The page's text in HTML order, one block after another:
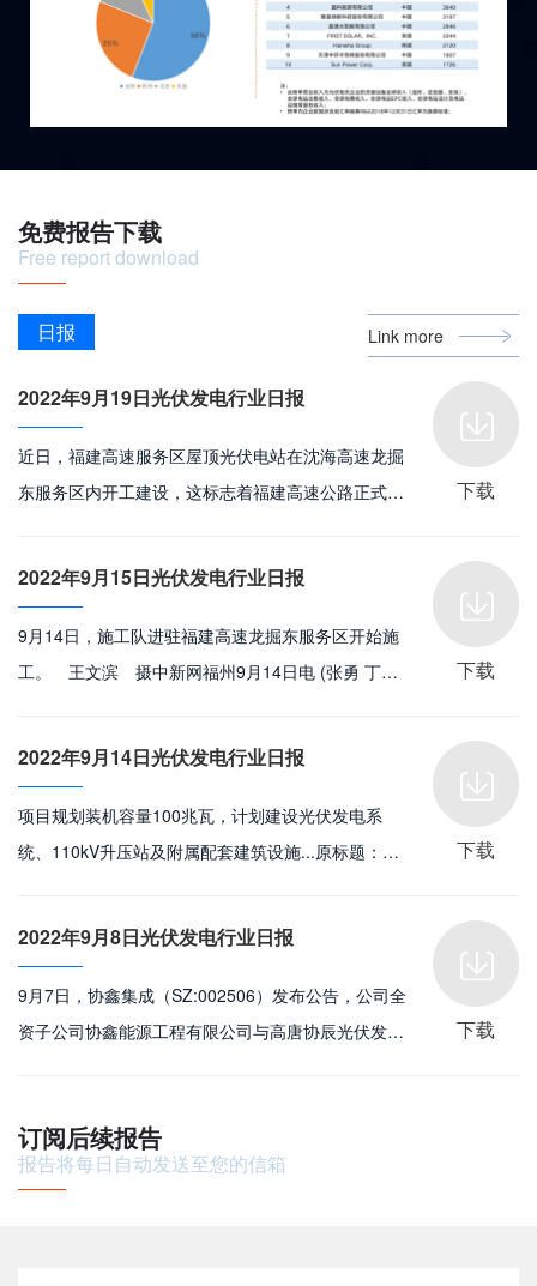
免费报告下载
Free report download
日报 Link more
2022年9月19日光伏发电行业日报
近日，福建高速服务区屋顶光伏电站在沈海高速龙掘
东服务区内开工建设，这标志着福建高速公路正式迈
本批还有古田、桂湖、常山、南阳、兴泰服务区也将
运营模式，一个光伏电站预计年均发电量在20万kWh
至35万kWh之
下载
2022年9月15日光伏发电行业日报
9月14日，施工队进驻福建高速龙掘东服务区开始施
工。 王文滨 摄中新网福州9月14日电 (张勇 丁淑
掘东服务区内开工建设，标志着福建高速公路迈出了
有古田、桂湖、常山、南阳、兴泰服务区也将陆续
下载
2022年9月14日光伏发电行业日报
项目规划装机容量100兆瓦，计划建设光伏发电系
统、110kV升压站及附属配套建筑设施...原标题：河
目建成后，年平均发电量约1.66亿度，每年可节省标
碳排放量14.1万吨、烟尘排放5.97吨...
下载
2022年9月8日光伏发电行业日报
9月7日，协鑫集成（SZ:002506）发布公告，公司全
资子公司协鑫能源工程有限公司与高唐协辰光伏发电
固工程施工合同》，协
下载
订阅后续报告
报告将每日自动发送至您的信箱